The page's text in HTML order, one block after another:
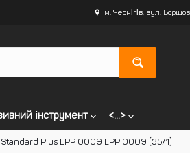
м. Чернігів, вул.
інструмент <...>
Standard Plus LPP 0009 LPP 0009 (35/1)